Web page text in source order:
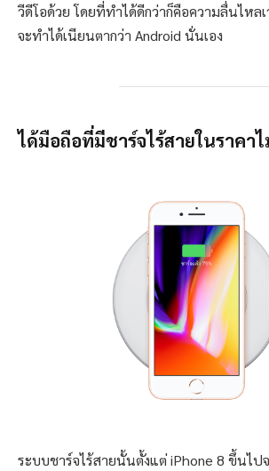
วีดีโอด้วย โดยที่ทำได้ดีกว่าก็คือความลื่นไหล
จะทำได้เนียนตากว่า Android นั่นเอง
ได้มือถือที่มีชาร์จไร้สายในราคา
ระบบชาร์จไร้สายนั้นตั้งแต่ iPhone 8 ขึ้นไป